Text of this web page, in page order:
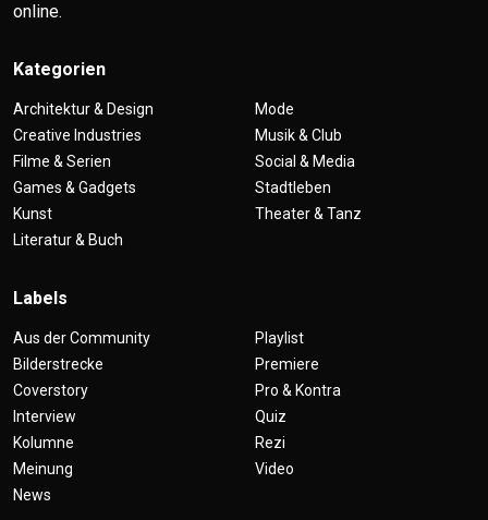
online.
Kategorien
Architektur & Design
Creative Industries
Filme & Serien
Games & Gadgets
Kunst
Literatur & Buch
Mode
Musik & Club
Social & Media
Stadtleben
Theater & Tanz
Labels
Aus der Community
Bilderstrecke
Coverstory
Interview
Kolumne
Meinung
News
Playlist
Premiere
Pro & Kontra
Quiz
Rezi
Video